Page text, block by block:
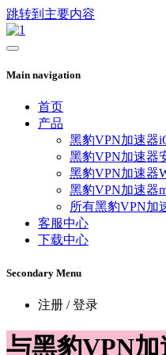
跳转到主要内容
Main navigation
首页
产品
黑豹VPN加速器
黑豹VPN加速器
黑豹VPN加速器
黑豹VPN加速器
所有黑豹VPN加
客服中心
下载中心
Secondary Menu
注册 / 登录
与黑豹VPN